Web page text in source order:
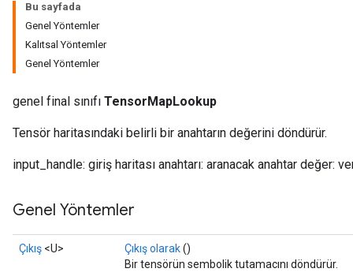
Bu sayfada
Genel Yöntemler
Kalıtsal Yöntemler
Genel Yöntemler
genel final sınıfı TensorMapLookup
Tensör haritasındaki belirli bir anahtarın değerini döndürür.
input_handle: giriş haritası anahtarı: aranacak anahtar değer:
Genel Yöntemler
Çıkış <U> Çıkış olarak()
Bir tensörün sembolik tutamacını döndürür.